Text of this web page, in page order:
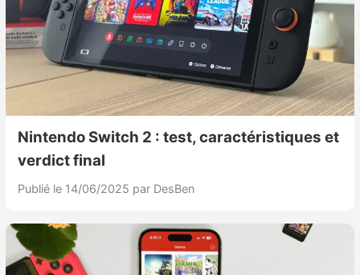
Nintendo Switch 2 : test, caractéristiques et
verdict final
Publié le 14/06/2025 par DesBen